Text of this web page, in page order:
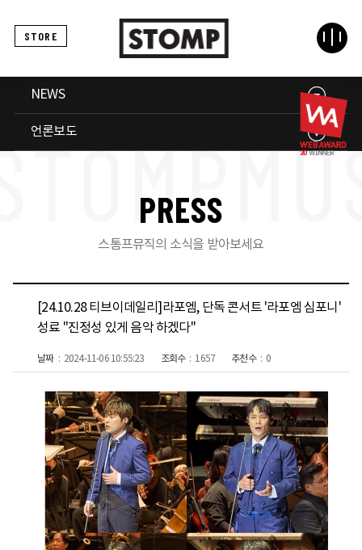
STORE
NEWS
언론보도
PRESS
스톰프뮤직의 소식을 받아보세요
[24.10.28 티브이데일리]라포엠, 단독 콘서트 '라포엠 심포니'
성료 "진정성 있게 음악 하겠다"
날짜 2024-11-06 10:55:23 조회수 1657 추천수 0